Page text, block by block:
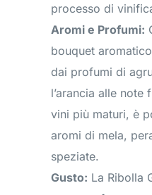
processo di
Aromi e Profumi:
bouquet
dai profumi di
l’arancia alle
vini più maturi, è
aromi di mela,
speziate.
Gusto: La Ribolla